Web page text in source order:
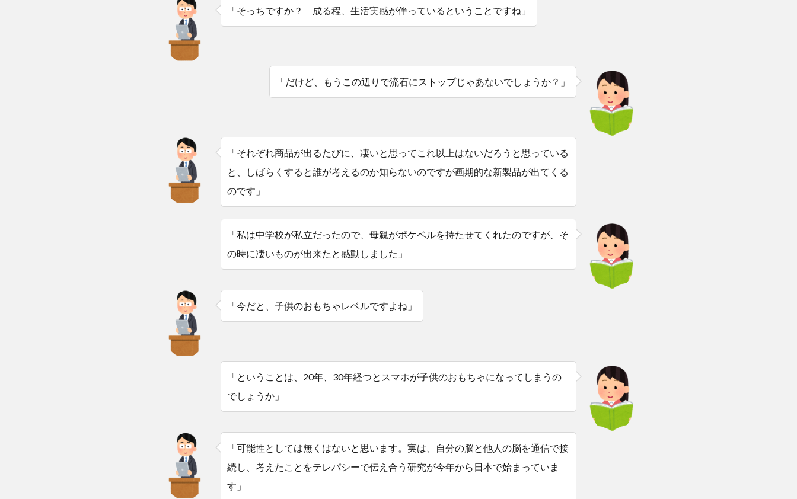
「そっちですか？ 成る程、生活実感が伴っているということですね」
「だけど、もうこの辺りで流石にストップじゃあないでしょうか？」
「それぞれ商品が出るたびに、凄いと思ってこれ以上はないだろうと思っている
と、しばらくすると誰が考えるのか知らないのですが画期的な新製品が出てくる
のです」
「私は中学校が私立だったので、母親がポケベルを持たせてくれたのですが、そ
の時に凄いものが出来たと感動しました」
「今だと、子供のおもちゃレベルですよね」
「ということは、20年、30年経つとスマホが子供のおもちゃになってしまうの
でしょうか」
「可能性としては無くはないと思います。実は、自分の脳と他人の脳を通信で接
続し、考えたことをテレパシーで伝え合う研究が今年から日本で始まっていま
す」